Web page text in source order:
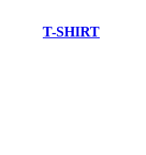
T-SHIRT